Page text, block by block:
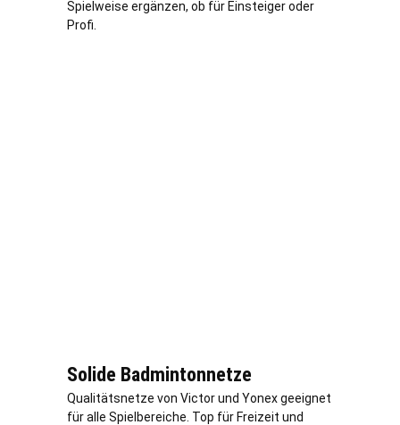
Spielweise ergänzen, ob für Einsteiger oder
Profi.
Solide Badmintonnetze
Qualitätsnetze von Victor und Yonex geeignet
für alle Spielbereiche. Top für Freizeit und